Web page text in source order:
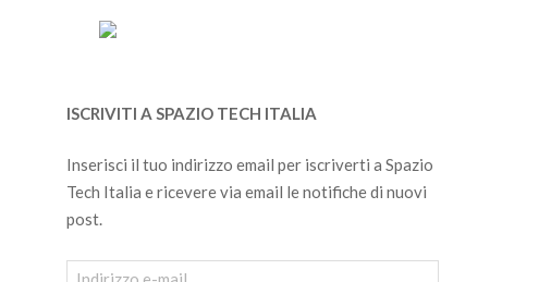
ISCRIVITI A SPAZIO TECH ITALIA
Inserisci il tuo indirizzo email per iscriverti a Spazio
Tech Italia e ricevere via email le notifiche di nuovi
post.
Indirizzo